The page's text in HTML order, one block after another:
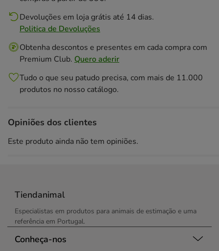
Devoluções em loja grátis até 14 dias.
Politica de Devoluções
Obtenha descontos e presentes em cada compra com
Premium Club. Quero aderir
Tudo o que seu patudo precisa, com mais de 11.000
produtos no nosso catálogo.
Opiniões dos clientes
Este produto ainda não tem opiniões.
Tiendanimal
Especialistas em produtos para animais de estimação e uma
referência em Portugal.
Conheça-nos